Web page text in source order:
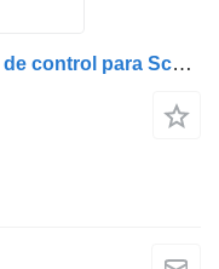
Unitate de Control Lumini unidad de control para Scania 1527199 – Control Modul Original 24V camión